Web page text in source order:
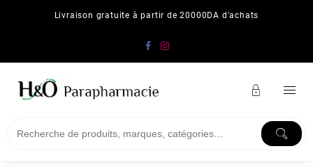
Livraison gratuite à partir de 20000DA d'achats